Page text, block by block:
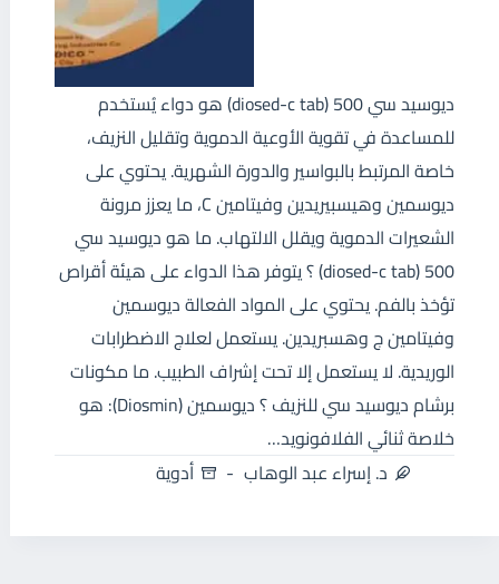
ديوسيد سي 500 (diosed-c tab) هو دواء يُستخدم
للمساعدة في تقوية الأوعية الدموية وتقليل النزيف،
خاصة المرتبط بالبواسير والدورة الشهرية. يحتوي على
ديوسمين وهيسبيريدين وفيتامين C، ما يعزز مرونة
الشعيرات الدموية ويقلل الالتهاب. ما هو ديوسيد سي
500 (diosed-c tab) ؟ يتوفر هذا الدواء على هيئة أقراص
تؤخذ بالفم. يحتوي على المواد الفعالة ديوسمين
وفيتامين ج وهسبريدين. يستعمل لعلاج الاضطرابات
الوريدية. لا يستعمل إلا تحت إشراف الطبيب. ما مكونات
برشام ديوسيد سي للنزيف ؟ ديوسمين (Diosmin): هو
خلاصة ثنائي الفلافونويد…
د. إسراء عبد الوهاب
أدوية